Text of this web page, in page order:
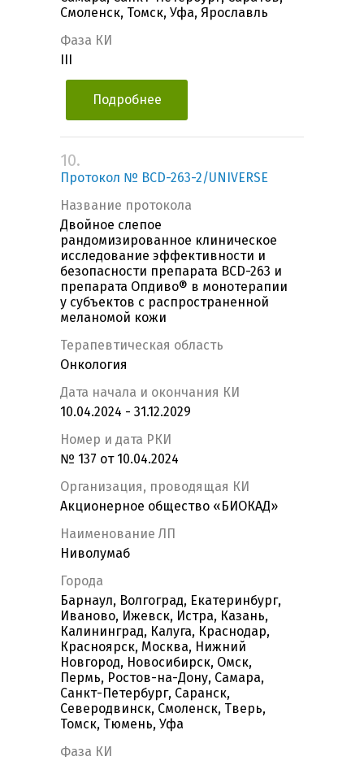
Смоленск, Томск, Уфа, Ярославль
Фаза КИ
Подробнее
10.
Протокол № BCD-263-2/UNIVERSE
Название протокола
Двойное слепое
рандомизированное клиническое
исследование эффективности и
безопасности препарата BCD-263 и
препарата Опдиво® в монотерапии
у субъектов с распространенной
меланомой кожи
Терапевтическая область
Онкология
Дата начала и окончания КИ
10.04.2024 - 31.12.2029
Номер и дата РКИ
№ 137 от 10.04.2024
Организация, проводящая КИ
Акционерное общество «БИОКАД»
Наименование ЛП
Ниволумаб
Города
Барнаул, Волгоград, Екатеринбург,
Иваново, Ижевск, Истра, Казань,
Калининград, Калуга, Краснодар,
Красноярск, Москва, Нижний
Новгород, Новосибирск, Омск,
Пермь, Ростов-на-Дону, Самара,
Санкт-Петербург, Саранск,
Северодвинск, Смоленск, Тверь,
Томск, Тюмень, Уфа
Фаза КИ